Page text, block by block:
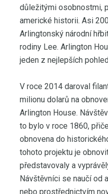
důležitými osobnostmi,
americké historii. Asi
Arlingtonský národní
rodiny Lee. Arlington
jeden z nejlepších
V roce 2014 daroval
milionu dolarů na
Arlington House.
to bylo v roce 1860,
obnovena do
tohoto projektu je
představovaly a
Návštěvníci se naučí od
nebo prostřednictvím